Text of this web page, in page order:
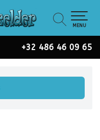
+32 486 46 09 65
MENU